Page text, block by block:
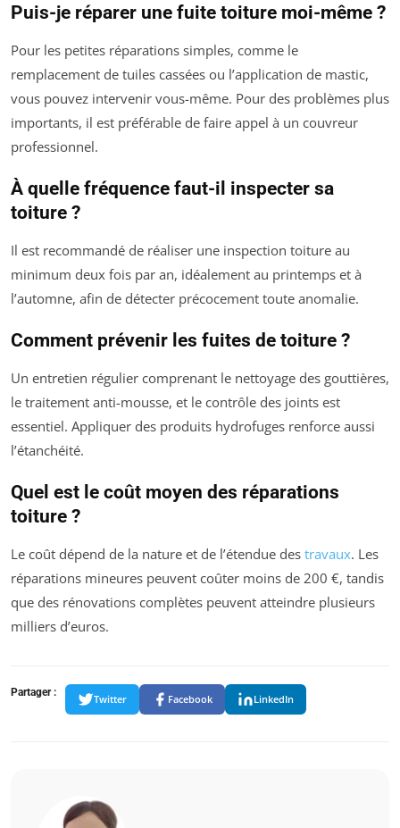
Puis-je réparer une fuite toiture moi-même ?
Pour les petites réparations simples, comme le
remplacement de tuiles cassées ou l’application de mastic,
vous pouvez intervenir vous-même. Pour des problèmes plus
importants, il est préférable de faire appel à un couvreur
professionnel.
À quelle fréquence faut-il inspecter sa
toiture ?
Il est recommandé de réaliser une inspection toiture au
minimum deux fois par an, idéalement au printemps et à
l’automne, afin de détecter précocement toute anomalie.
Comment prévenir les fuites de toiture ?
Un entretien régulier comprenant le nettoyage des gouttières,
le traitement anti-mousse, et le contrôle des joints est
essentiel. Appliquer des produits hydrofuges renforce aussi
l’étanchéité.
Quel est le coût moyen des réparations
toiture ?
Le coût dépend de la nature et de l’étendue des travaux. Les
réparations mineures peuvent coûter moins de 200 €, tandis
que des rénovations complètes peuvent atteindre plusieurs
milliers d’euros.
Partager :
Twitter Facebook LinkedIn